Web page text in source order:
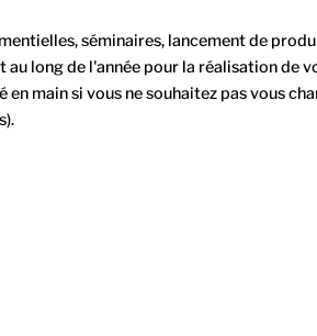
séminaires, lancement de
au long de l'année pour la réalisation de
main si vous ne souhaitez pas vous